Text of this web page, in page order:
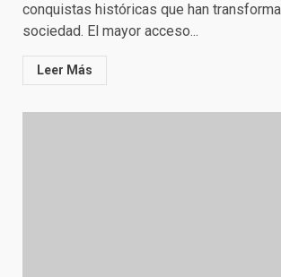
conquistas históricas que han
sociedad. El mayor acceso...
Leer Más